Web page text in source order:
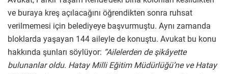
ve buraya kreş açılacağını öğrendikten sonra ruhsat
verilmemesi için belediyeye başvurmuştu. Aynı zamanda
bloklarda yaşayan 144 aileyle de konuştu. Avukat bu konu
hakkında şunları söylüyor: “Ailelerden de şikâyette
bulunanlar oldu. Hatay Milli Eğitim Müdürlüğü’ne ve Hatay